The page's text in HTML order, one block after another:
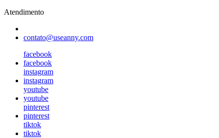
Atendimento
contato@useanny.com
facebook
facebook
instagram
instagram
youtube
youtube
pinterest
pinterest
tiktok
tiktok